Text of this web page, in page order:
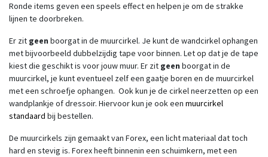
Ronde items geven een speels effect en helpen je om de strakke
lijnen te doorbreken.
Er zit geen boorgat in de muurcirkel. Je kunt de wandcirkel ophangen
met bijvoorbeeld dubbelzijdig tape voor binnen. Let op dat je de tape
kiest die geschikt is voor jouw muur. Er zit geen boorgat in de
muurcirkel, je kunt eventueel zelf een gaatje boren en de muurcirkel
met een schroefje ophangen. Ook kun je de cirkel neerzetten op een
wandplankje of dressoir. Hiervoor kun je ook een muurcirkel
standaard bij bestellen.
De muurcirkels zijn gemaakt van Forex, een licht materiaal dat toch
hard en stevig is. Forex heeft binnenin een schuimkern, met een